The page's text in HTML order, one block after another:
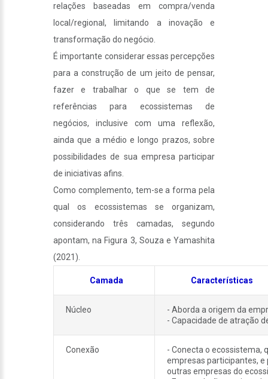
relações baseadas em compra/venda
local/regional, limitando a inovação e
transformação do negócio.
É importante considerar essas percepções
para a construção de um jeito de pensar,
fazer e trabalhar o que se tem de
referências para ecossistemas de
negócios, inclusive com uma reflexão,
ainda que a médio e longo prazos, sobre
possibilidades de sua empresa participar
de iniciativas afins.
Como complemento, tem-se a forma pela
qual os ecossistemas se organizam,
considerando três camadas, segundo
apontam, na Figura 3, Souza e Yamashita
(2021).
Camada Características
Núcleo
- Aborda a origem da
- Capacidade de atração
Conexão
- Conecta o ecossistema,
empresas participantes, e
outras empresas do